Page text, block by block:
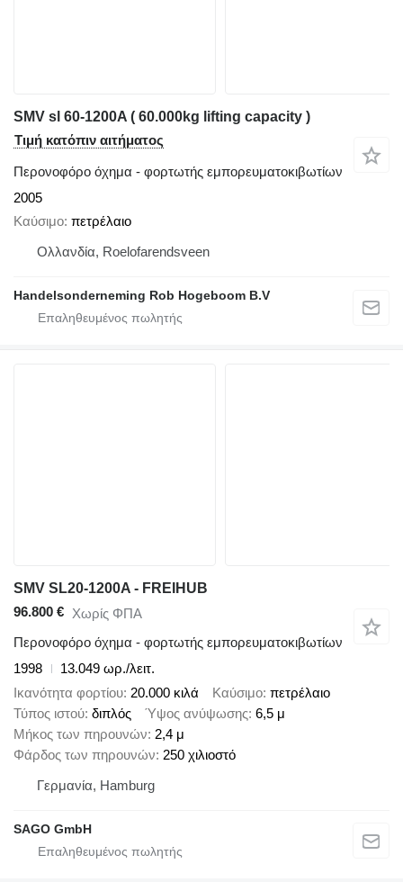
SMV sl 60-1200A ( 60.000kg lifting capacity )
Τιμή κατόπιν αιτήματος
Περονοφόρο όχημα - φορτωτής εμπορευματοκιβωτίων
2005
Καύσιμο πετρέλαιο
Ολλανδία, Roelofarendsveen
Handelsonderneming Rob Hogeboom B.V
SMV SL20-1200A - FREIHUB
96.800 € Χωρίς ΦΠΑ
Περονοφόρο όχημα - φορτωτής εμπορευματοκιβωτίων
1998
13.049 ωρ./λειτ.
Ικανότητα φορτίου 20.000 κιλά Καύσιμο πετρέλαιο
Τύπος ιστού διπλός Ύψος ανύψωσης 6,5 μ
Μήκος των πηρουνών 2,4 μ
Φάρδος των πηρουνών 250 χιλιοστό
Γερμανία, Hamburg
SAGO GmbH